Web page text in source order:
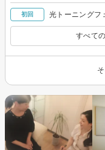
初回 光トーニングフ
すべて